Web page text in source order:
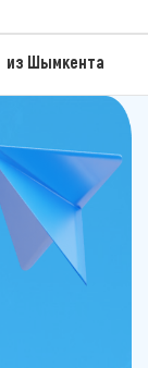
из Шымкента